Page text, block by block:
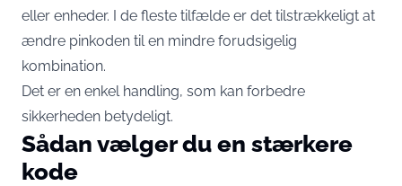
eller enheder. I de fleste tilfælde er det tilstrækkeligt at
ændre pinkoden til en mindre forudsigelig
kombination.
Det er en enkel handling, som kan forbedre
sikkerheden betydeligt.
Sådan vælger du en stærkere
kode